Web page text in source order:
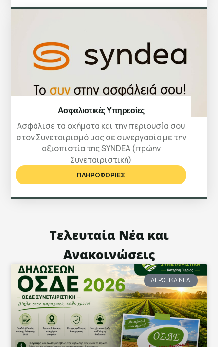
Ασφαλιστικές Υπηρεσίες
Ασφάλισε τα οχήματα και την περιουσία σου
στον Συνεταιρισμό μας σε συνεργασία με την
αξιοπιστία της SYNDEA (πρώην
Συνεταιριστική)
ΠΛΗΡΟΦΟΡΙΕΣ
Τελευταία Νέα και
Ανακοινώσεις
ΑΓΡΟΤΙΚΑ ΝΕΑ